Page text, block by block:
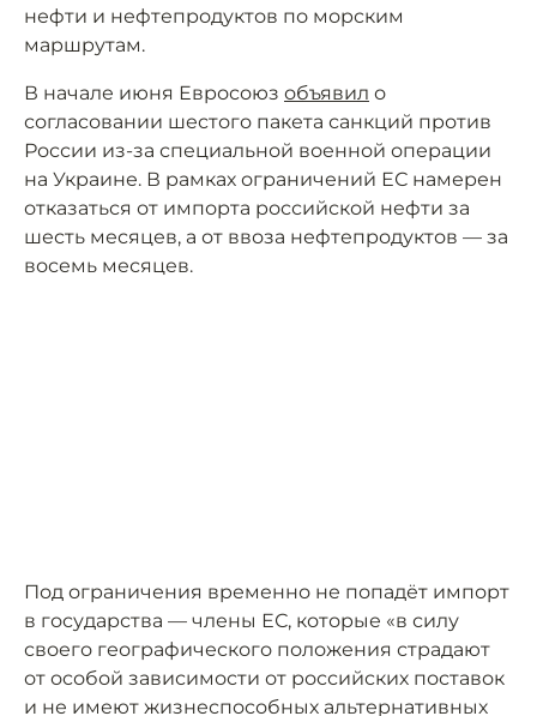
нефти и нефтепродуктов по морским
маршрутам.
В начале июня Евросоюз объявил о
согласовании шестого пакета санкций против
России из-за специальной военной операции
на Украине. В рамках ограничений ЕС намерен
отказаться от импорта российской нефти за
шесть месяцев, а от ввоза нефтепродуктов — за
восемь месяцев.
Под ограничения временно не попадёт импорт
в государства — члены ЕС, которые «в силу
своего географического положения страдают
от особой зависимости от российских поставок
и не имеют жизнеспособных альтернативных